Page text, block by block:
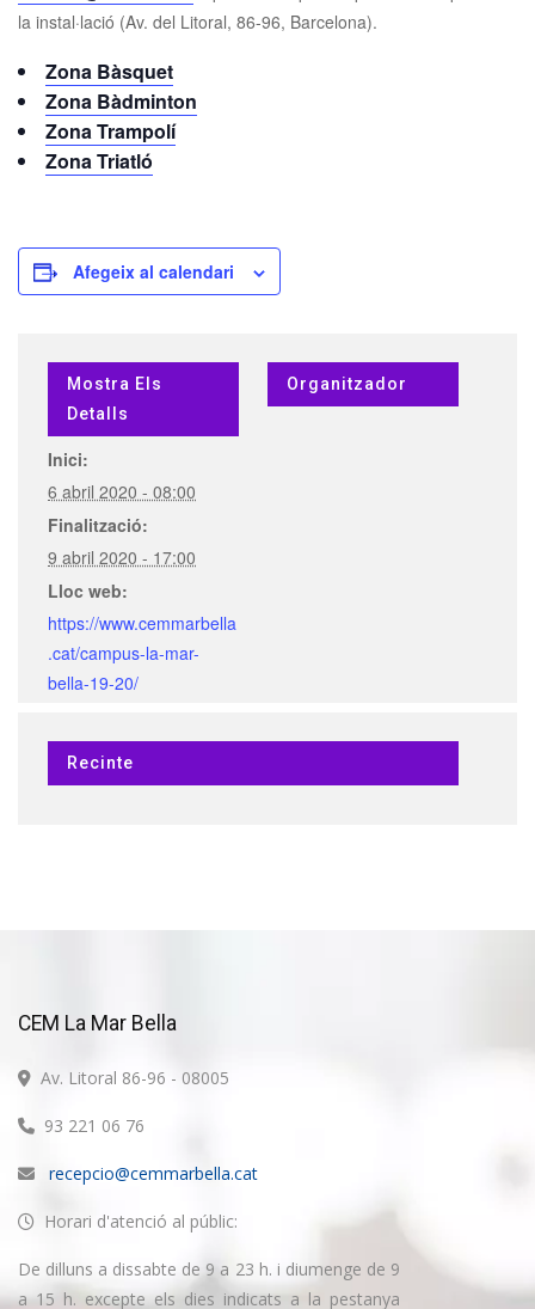
la instal·lació (Av. del Litoral, 86-96, Barcelona).
Zona Bàsquet
Zona Bàdminton
Zona Trampolí
Zona Triatló
Afegeix al calendari
Mostra Els
Detalls
Inici:
6 abril 2020 - 08:00
Finalització:
9 abril 2020 - 17:00
Lloc web:
https://www.cemmarbella
.cat/campus-la-mar-
bella-19-20/
Organitzador
Recinte
CEM La Mar Bella
Av. Litoral 86-96 - 08005
93 221 06 76
recepcio@cemmarbella.cat
Horari d'atenció al públic:
De dilluns a dissabte de 9 a 23 h. i diumenge de 9
a 15 h. excepte els dies indicats a la pestanya